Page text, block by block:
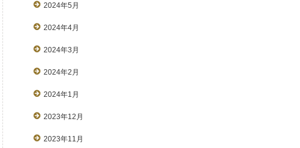
2024年5月
2024年4月
2024年3月
2024年2月
2024年1月
2023年12月
2023年11月